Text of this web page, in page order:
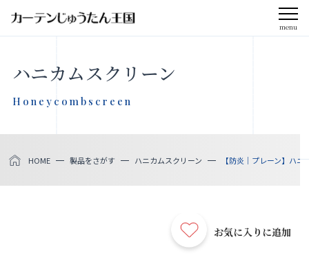
menu
お知らせ
ハニカムスクリーン
Honeycombscreen
HOME 製品をさがす ハニカムスクリーン 【防炎｜プレーン】ハ
お気に入りに追加